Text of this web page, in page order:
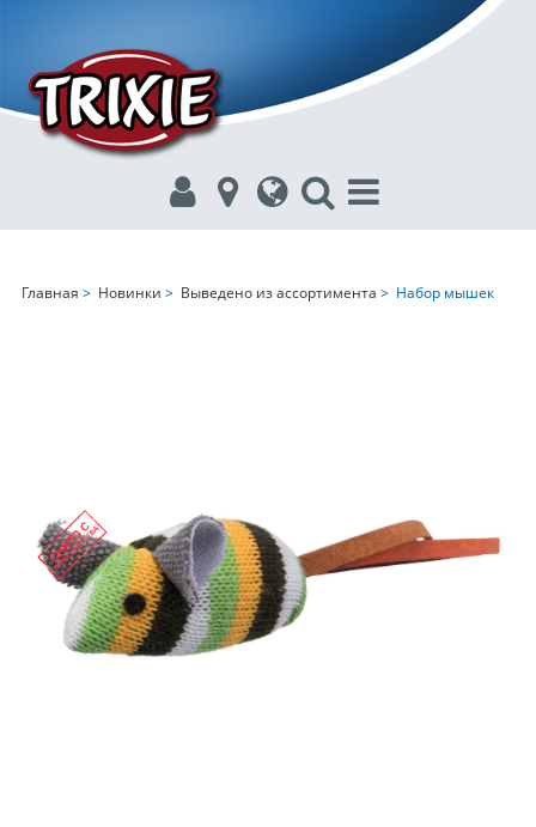
Главная > Новинки > Выведено из ассортимента > Набор мышек